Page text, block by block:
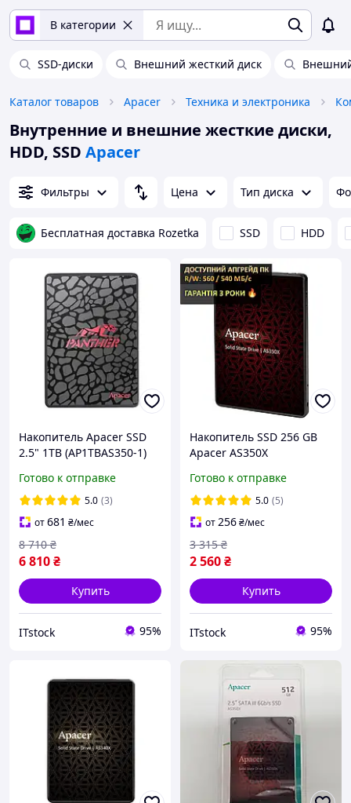
В категории
SSD-диски Внешний жесткий диск
Каталог товаров Apacer Техника и электроника
Внутренние и внешние жесткие диски,
HDD, SSD Apacer
Фильтры Цена Тип диска
Бесплатная доставка Rozetka SSD HDD
Накопитель Apacer SSD
2.5" 1TB (AP1TBAS350-1)
Готово к отправке
5.0 (3)
от681 ₴/мес
6 810₴
8 710 ₴
Купить
ITstock 95%
Накопитель SSD 256 GB
Apacer AS350X
2.5" диск 256 ГБ SSD для
ноутбука и компьютера
Готово к отправке
5.0 (5)
от256₴/мес
2 560₴
3 315 ₴
Купить
ITstock 95%